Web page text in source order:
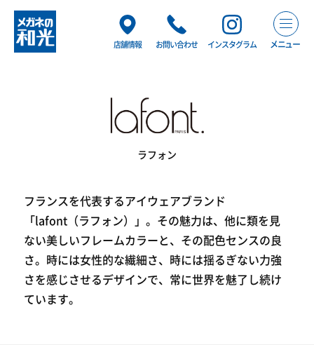
店舗情報 お問い合わせ インスタグラム メニュー
ラフォン
フランスを代表するアイウェアブランド
「lafont（ラフォン）」。その魅力は、他に類を見
ない美しいフレームカラーと、その配色センスの良
さ。時には女性的な繊細さ、時には揺るぎない力強
さを感じさせるデザインで、常に世界を魅了し続け
ています。